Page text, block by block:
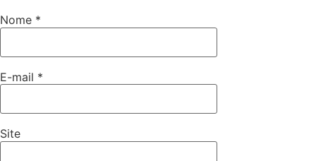
Nome *
E-mail *
Site